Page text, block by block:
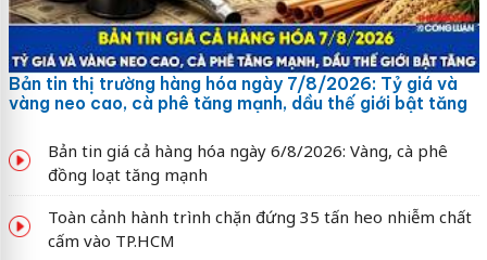
Bản tin thị trường hàng hóa ngày 7/8/2026: Tỷ giá và
vàng neo cao, cà phê tăng mạnh, dầu thế giới bật tăng
Bản tin giá cả hàng hóa ngày 6/8/2026: Vàng, cà phê
đồng loạt tăng mạnh
Toàn cảnh hành trình chặn đứng 35 tấn heo nhiễm chất
cấm vào TP.HCM